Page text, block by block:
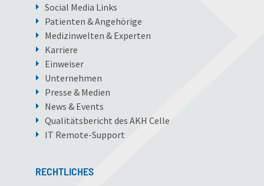
Social Media Links
Patienten & Angehörige
Medizinwelten & Experten
Karriere
Einweiser
Unternehmen
Presse & Medien
News & Events
Qualitätsbericht des AKH Celle
IT Remote-Support
RECHTLICHES